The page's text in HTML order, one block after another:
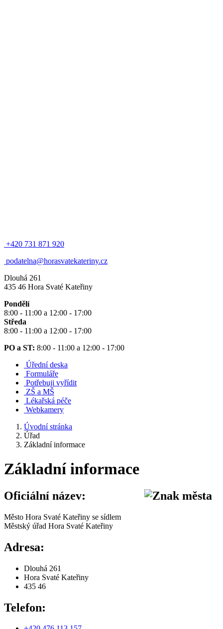
+420 731 871 920
podatelna@horasvatekateriny.cz
Dlouhá 261
435 46 Hora Svaté Kateřiny
Pondělí
8:00 - 11:00 a 12:00 - 17:00
Středa
8:00 - 11:00 a 12:00 - 17:00
PO a ST: 8:00 - 11:00 a 12:00 - 17:00
Úřední deska
Formuláře
Potřebuji vyřídit
ZŠ a MŠ
Lékařská péče
Webkamery
Úvodní stránka
Úřad
Základní informace
Základní informace
Oficiální název:
Město Hora Svaté Kateřiny se sídlem
Městský úřad Hora Svaté Kateřiny
Adresa:
Dlouhá 261
Hora Svaté Kateřiny
435 46
Telefon: